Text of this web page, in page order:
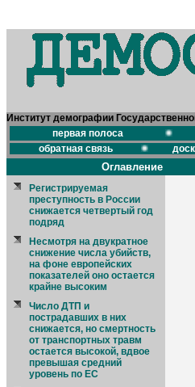
Институт демографии
первая полоса
обратная связь
Оглавление
Регистрируемая
преступность в России
снижается четвертый год
подряд
Несмотря на двукратное
снижение числа убийств,
на фоне европейских
показателей оно остается
крайне высоким
Число ДТП и
пострадавших в них
снижается, но смертность
от транспортных травм
остается высокой, вдвое
превышая средний
уровень по ЕС